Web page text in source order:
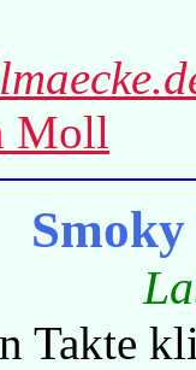
Moll
Takte